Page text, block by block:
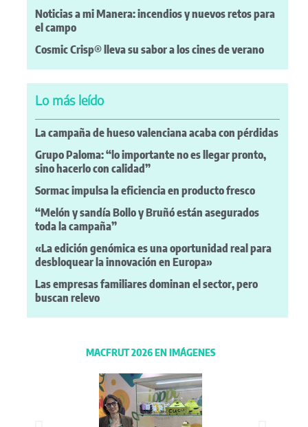
Noticias a mi Manera: incendios y nuevos retos para
el campo
Cosmic Crisp® lleva su sabor a los cines de verano
Lo más leído
La campaña de hueso valenciana acaba con pérdidas
Grupo Paloma: “lo importante no es llegar pronto,
sino hacerlo con calidad”
Sormac impulsa la eficiencia en producto fresco
“Melón y sandía Bollo y Bruñó están asegurados
toda la campaña”
«La edición genómica es una oportunidad real para
desbloquear la innovación en Europa»
Las empresas familiares dominan el sector, pero
buscan relevo
MACFRUT 2026 EN IMÁGENES